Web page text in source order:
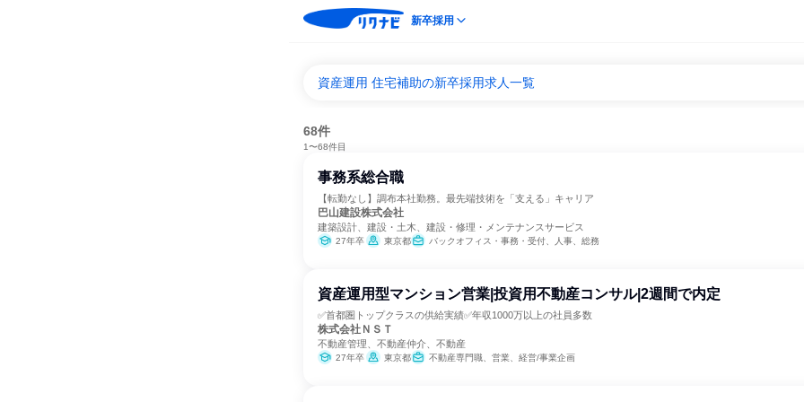
新卒採用
資産運用 住宅補助の新卒採用求人一覧
68件
1〜68件目
事務系総合職
【転勤なし】調布本社勤務。最先端技術を「支える」キャリア
巴山建設株式会社
建築設計、建設・土木、建設・修理・メンテナンスサービス
27年卒 東京都 バックオフィス・事務・受付、人事、総務
資産運用型マンション営業|投資用不動産コンサル|2週間で内定
✅首都圏トップクラスの供給実績✅年収1000万以上の社員多数
株式会社ＮＳＴ
不動産管理、不動産仲介、不動産
27年卒 東京都 不動産専門職、営業、経営/事業企画